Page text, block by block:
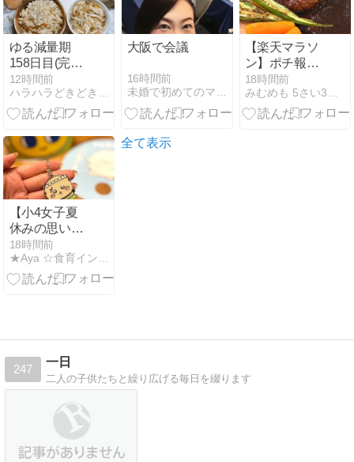
ゆる減量期
158日目(完全
トレオフ)AI侵
略
12時間前
ハラハラどきどきキャラ弁奮闘記
大阪で会議
16時間前
未婚で初めてのママのになる出来事色々
【楽天マラソ
ン】ポチ報告
②マルイ送料
無料ポチ♡サ
ンシェード♡
18時間前
みむめも 5さい3さいこそだて
【小4女子夏
休みの思い
出】テレ朝サ
マフェスと映
画ちいかわ
18時間前
★Aya ☆食育インストラクター
全て表示
247
一日
二人の子供たちと繰り広げる毎日を綴ります